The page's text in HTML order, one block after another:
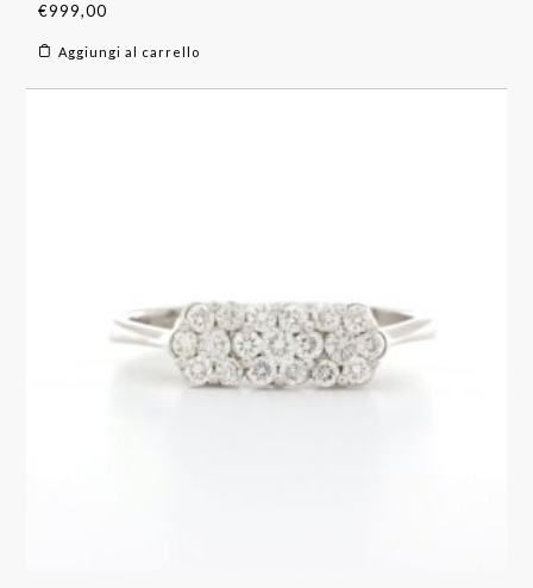
€999,00
Aggiungi al carrello